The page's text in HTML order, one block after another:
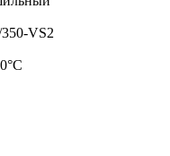
VS2